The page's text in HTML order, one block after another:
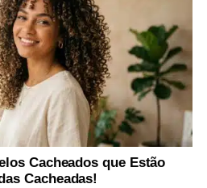
Cacheados que Estão
Cacheadas!